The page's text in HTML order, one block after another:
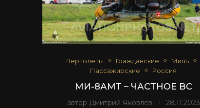
Вертолеты Гражданские
Миль
Пассажирские
Россия
МИ-8АМТ – ЧАСТНОЕ ВС
автор Дмитрий Яковлев 28.11.2023